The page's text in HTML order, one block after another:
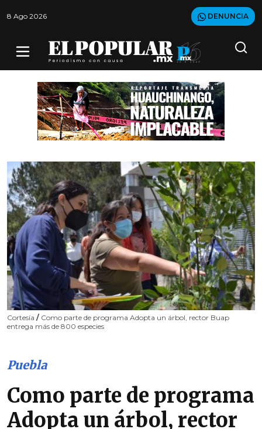
8 Ago 2026 DENUNCIA
Cortesía / Como parte de programa Adopta un árbol, rector Buap
entrega más de 800 especies
Puebla
Como parte de programa
Adopta un árbol, rector